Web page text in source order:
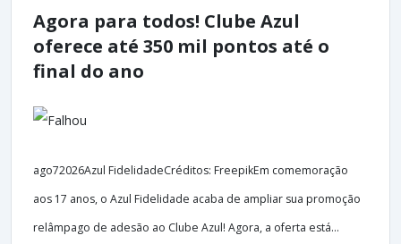
Agora para todos! Clube Azul
oferece até 350 mil pontos até o
final do ano
ago72026Azul FidelidadeCréditos: FreepikEm comemoração
aos 17 anos, o Azul Fidelidade acaba de ampliar sua promoção
relâmpago de adesão ao Clube Azul! Agora, a oferta está...